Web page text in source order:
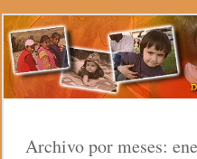
Archivo por meses: